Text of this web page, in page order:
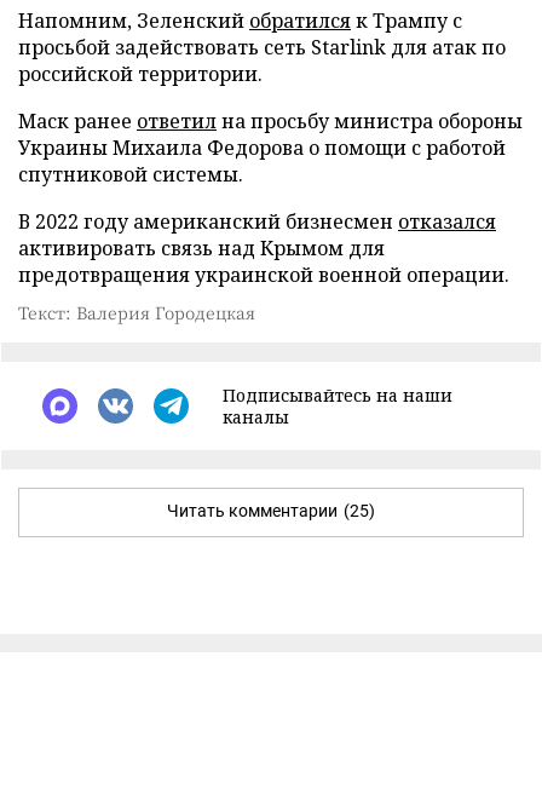
Напомним, Зеленский обратилсяк Трампу с
просьбой задействовать сеть Starlink для атак по
российской территории.
Маск ранее ответилна просьбу министра обороны
Украины Михаила Федорова о помощи с работой
спутниковой системы.
В 2022 году американский бизнесмен отказался
активировать связь над Крымом для
предотвращения украинской военной операции.
Текст: Валерия Городецкая
Подписывайтесь на наши
каналы
Читать комментарии (25)